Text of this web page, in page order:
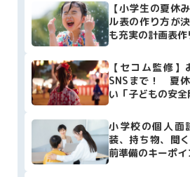
【小学生の夏休
ル表の作り方が
も充実の計画表
【セコム監修
SNSまで！ 夏
い「子どもの安全
小学校の個人面
装、持ち物、聞
前準備のキーポ